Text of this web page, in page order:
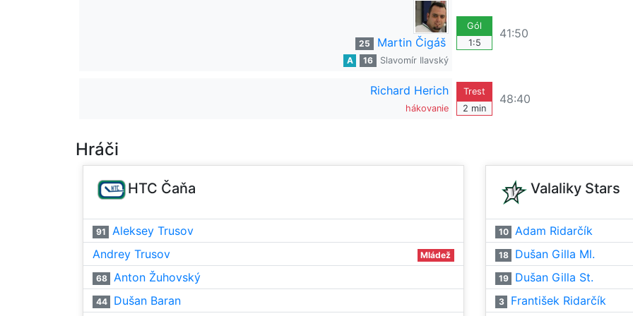
25 Martin Čigáš
A 16 Slavomír Ilavský
Gól
1:5
41:50
Richard Herich
hákovanie
Trest
2 min
48:40
Hráči
HTC Čaňa
91
Aleksey Trusov
Andrey Trusov
Mládež
68 Anton Žuhovský
44 Dušan Baran
Valaliky Stars
10 Adam Ridarčík
18 Dušan Gilla Ml.
19 Dušan Gilla St.
3 František Ridarčík